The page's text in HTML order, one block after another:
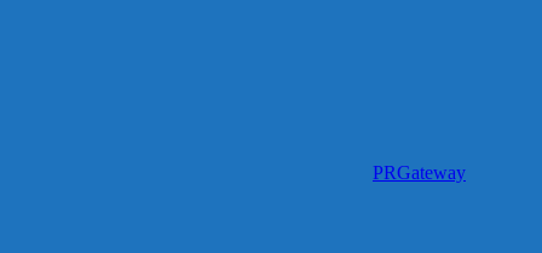
PRGateway